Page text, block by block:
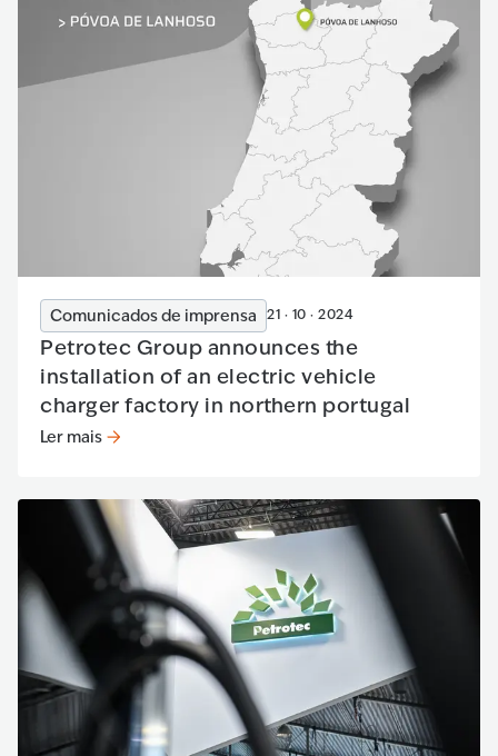
Comunicados de imprensa 21 · 10 · 2024
Petrotec Group announces the
installation of an electric vehicle
charger factory in northern portugal
Ler mais
Ler mais:Petrotec Group announces the installation of